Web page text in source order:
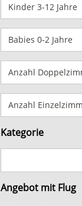
Kategorie
Angebot mit Flug